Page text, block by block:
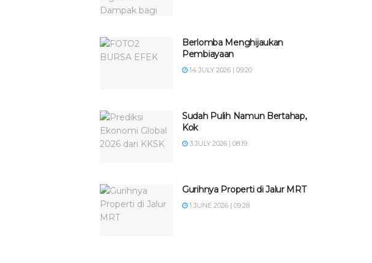
Berlomba Menghijaukan
Pembiayaan
14 JULY 2026 | 09:20
Sudah Pulih Namun Bertahap,
Kok
3 JULY 2026 | 08:19
Gurihnya Properti di Jalur MRT
1 JUNE 2026 | 09:28